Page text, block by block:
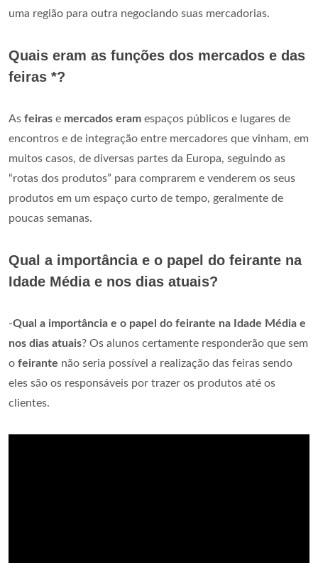
uma região para outra negociando suas mercadorias.
Quais eram as funções dos mercados e das
feiras *?
As feiras e mercados eram espaços públicos e lugares de
encontros e de integração entre mercadores que vinham, em
muitos casos, de diversas partes da Europa, seguindo as
“rotas dos produtos” para comprarem e venderem os seus
produtos em um espaço curto de tempo, geralmente de
poucas semanas.
Qual a importância e o papel do feirante na
Idade Média e nos dias atuais?
-Qual a importância e o papel do feirante na Idade Média e
nos dias atuais? Os alunos certamente responderão que sem
o feirante não seria possível a realização das feiras sendo
eles são os responsáveis por trazer os produtos até os
clientes.